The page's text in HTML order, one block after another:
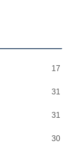
17
31
31
30